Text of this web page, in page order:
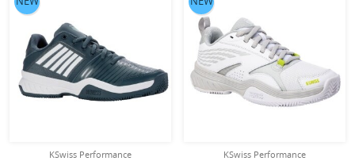
KSwiss Performance
KSwiss Performance